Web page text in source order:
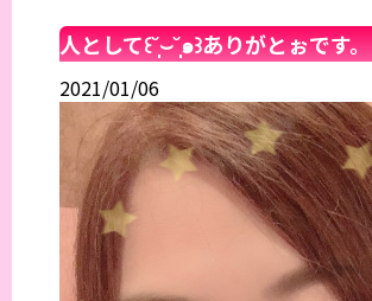
人として꒰˘̩̩̩⌣˘̩̩̩๑꒱ありがとぉです。
2021/01/06